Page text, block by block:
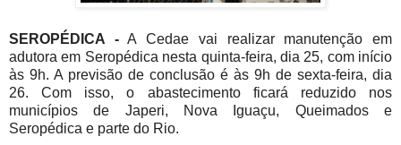
SEROPÉDICA -A Cedae vai realizar manutenção em
adutora em Seropédica nesta quinta-feira, dia 25, com início
às 9h. A previsão de conclusão é às 9h de sexta-feira, dia
26. Com isso, o abastecimento ficará reduzido nos
municípios de Japeri, Nova Iguaçu, Queimados e
Seropédica e parte do Rio.